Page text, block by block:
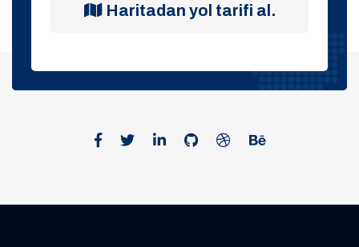
Haritadan yol tarifi al.